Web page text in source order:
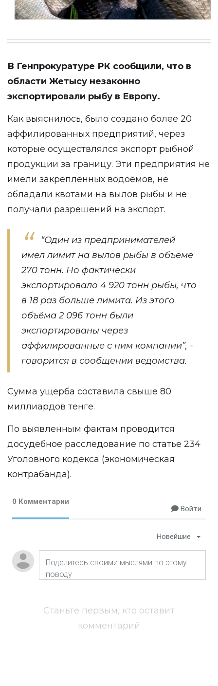
В Генпрокуратуре РК сообщили, что в
области Жетысу незаконно
экспортировали рыбу в Европу.
Как выяснилось, было создано более 20
аффилированных предприятий, через
которые осуществлялся экспорт рыбной
продукции за границу. Эти предприятия не
имели закреплённых водоёмов, не
обладали квотами на вылов рыбы и не
получали разрешений на экспорт.
“Один из предпринимателей
имел лимит на вылов рыбы в объёме
270 тонн. Но фактически
экспортировало 4 920 тонн рыбы, что
в 18 раз больше лимита. Из этого
объёма 2 096 тонн были
экспортированы через
аффилированные с ним компании”, -
говорится в сообщении ведомства.
Сумма ущерба составила свыше 80
миллиардов тенге.
По выявленным фактам проводится
досудебное расследование по статье 234
Уголовного кодекса (экономическая
контрабанда).
0 Комментарии
Войти
Новейшие
Станьте первым, кто оставит
комментарий